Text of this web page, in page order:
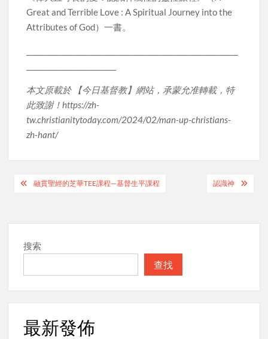
Great and Terrible Love : A Spiritual Journey into the
Attributes of God）一書。
本文原載於 【今日基督教】網站，承蒙允准轉載，特
此致謝！https://zh-
tw.christianitytoday.com/2024/02/man-up-christians-
zh-hant/
Post融貫聖經的芝華TEE課程—基督生平課程 認識神
搜索
查找
最新發佈